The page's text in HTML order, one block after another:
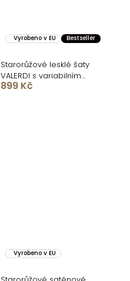
Vyrobeno v EU Bestseller
Starorůžové lesklé šaty
VALERDI s variabilním
vázáním a rozparkem
899 Kč
Vyrobeno v EU